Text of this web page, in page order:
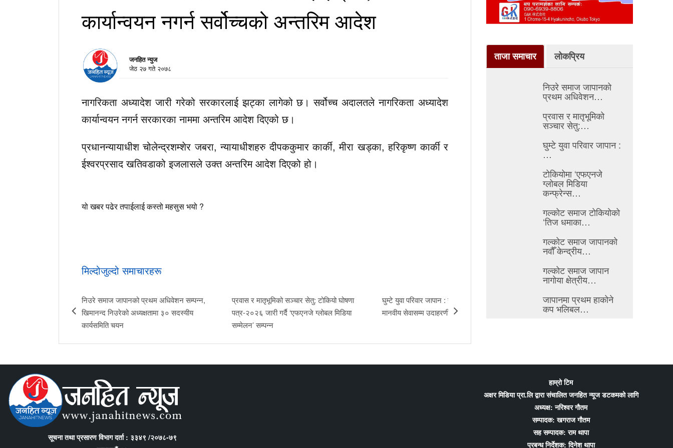
कार्यान्वयन नगर्न सर्वोच्चको अन्तरिम आदेश
जनहित न्युज
जेठ २७ गते २०७८
नागरिकता अध्यादेश जारी गरेको सरकारलाई झट्‍का लागेको छ। सर्वोच्च अदालतले नागरिकता अध्यादेश
कार्यान्वयन नगर्न सरकारका नाममा अन्तरिम आदेश दिएको छ।
प्रधानन्यायाधीश चोलेन्द्रशम्शेर जबरा, न्यायाधीशहरु दीपककुमार कार्की, मीरा खड्का, हरिकृष्ण कार्की र
ईश्वरप्रसाद खतिवडाको इजलासले उक्त अन्तरिम आदेश दिएको हो।
यो खबर पढेर तपाईलाई कस्तो महसुस भयो ?
मिल्दोजुल्दो समाचारहरू
निउरे समाज जापानको प्रथम अधिवेशन सम्पन्न,
खिमानन्द निउरेको अध्यक्षतामा ३० सदस्यीय
कार्यसमिति चयन
प्रवास र मातृभूमिको सञ्चार सेतु: टोकियो घोषणा
पत्र-२०२६ जारी गर्दै ‘एफएनजे ग्लोबल मिडिया
सम्मेलन’ सम्पन्न
घुम्टे युवा परिवार जापान : खेलकुददेखि शिक्षा र
मानवीय सेवासम्म उदाहरणीय अभियान
टोकियोमा ‘एफएनजे ग्लोबल मिडिया कन्फ्रेन्स
२०२६’ हुने; प्रवासी पत्रकारितालाई थप सशक्त
ताजा समाचार लोकप्रिय
निउरे समाज जापानको
प्रथम अधिवेशन…
प्रवास र मातृभूमिको
सञ्चार सेतु:…
घुम्टे युवा परिवार जापान :
…
टोकियोमा ‘एफएनजे
ग्लोबल मिडिया
कन्फ्रेन्स…
गल्कोट समाज टोकियोको
‘तिज धमाका…
गल्कोट समाज जापानको
नवौँ केन्द्रीय…
गल्कोट समाज जापान
नागोया क्षेत्रीय…
जापानमा प्रथम हाकोने
कप भलिबल…
सूचना तथा प्रसारण विभाग दर्ता : ३३४९ /२०७८-७९
हाम्रो टिम
अक्षर मिडिया प्रा.लि द्वारा संचालित जनहित न्यूज डटकमको लागि
अध्यक्ष: नरिश्वर गौतम
सम्पादक: खगराज गौतम
सह सम्पादक: राम थापा
प्रबन्ध निर्देशक: दिनेश थापा